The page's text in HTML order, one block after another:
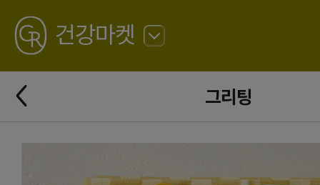
GREATING
건강마켓
로
그리팅
뒤
로
가